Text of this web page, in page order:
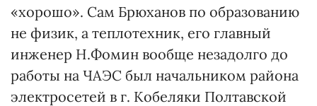
«хорошо». Сам Брюханов по образованию
не физик, а теплотехник, его главный
инженер Н.Фомин вообще незадолго до
работы на ЧАЭС был начальником района
электросетей в г. Кобеляки Полтавской